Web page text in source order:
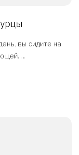
вы сидите на
...